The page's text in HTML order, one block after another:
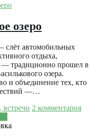
озеро
слёт автомобильных
отдыха,
— традиционно прошел в
озера.
и объединение тех, кто
—…
2 комментария